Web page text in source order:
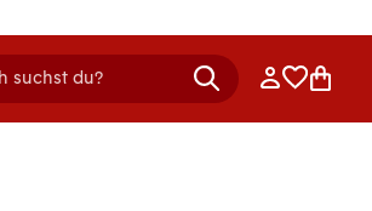
suchst du? Anmelden